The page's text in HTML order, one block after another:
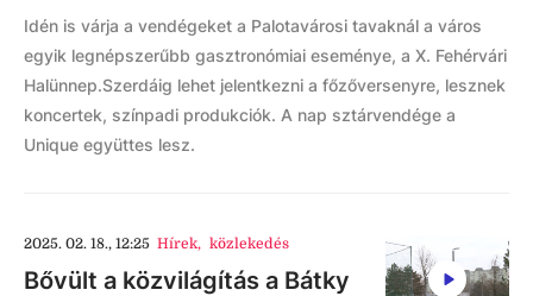
Idén is várja a vendégeket a Palotavárosi tavaknál a város
egyik legnépszerűbb gasztronómiai eseménye, a X. Fehérvári
Halünnep.Szerdáig lehet jelentkezni a főzőversenyre, lesznek
koncertek, színpadi produkciók. A nap sztárvendége a
Unique együttes lesz.
2025. 02. 18., 12:25 Hírek, közlekedés
Bővült a közvilágítás a Bátky